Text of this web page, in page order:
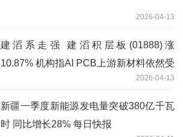
2026-04-13
建滔系走强 建滔积层板(01888)涨
10.87% 机构指AI PCB上游新材料依然受
2026-04-13
新疆一季度新能源发电量突破380亿千瓦
时 同比增长28% 每日快报